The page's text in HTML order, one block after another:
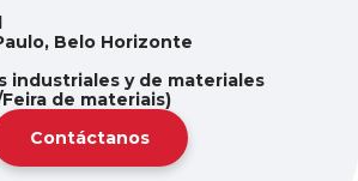
Belo Horizonte
industriales y de materiales
Feira de materiais)
Contáctanos